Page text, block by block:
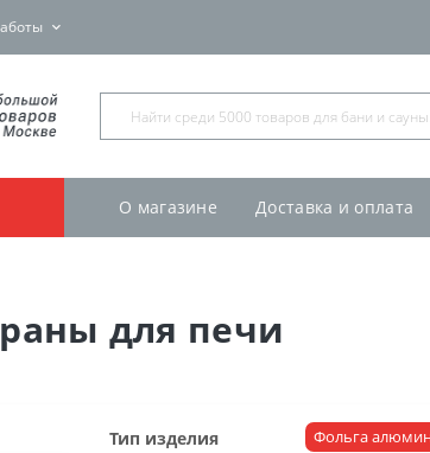
О магазине Доставка и оплата
для печи
Тип изделия Фольга